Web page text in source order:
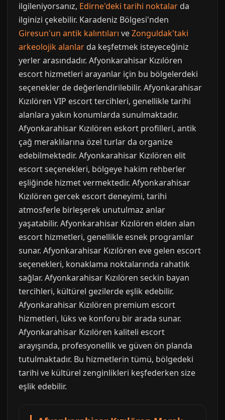
ilgileniyorsanız, Edirne'deki tarihi noktalar da
ilginizi çekebilir. Karadeniz Bölgesi'nden
Giresun'un antik kalıntıları veZonguldak'taki
arkeolojik alanlar da keşfetmek isteyeceğiniz
yerler arasındadır. Afyonkarahisar Kızılören
escort hizmetleri arayanlar için bu bölgelerdeki
seçenekler de değerlendirilebilir. Afyonkarahisar
Kızılören VIP escort tercihleri, genellikle tarihi
alanlara yakın konumlarda sunulmaktadır.
Afyonkarahisar Kızılören eskort profilleri, antik
çağ meraklılarına özel turlar da organize
edebilmektedir. Afyonkarahisar Kızılören elit
escort seçenekleri, bölgeye hakim rehberler
eşliğinde hizmet vermektedir. Afyonkarahisar
Kızılören gercek escort deneyimi, tarihi
atmosferle birleşerek unutulmaz anlar
yaşatabilir. Afyonkarahisar Kızılören elden alan
escort hizmetleri, genellikle esnek programlar
sunar. Afyonkarahisar Kızılören eve gelen escort
seçenekleri, konaklama noktalarında rahatlık
sağlar. Afyonkarahisar Kızılören seckin bayan
tercihleri, kültürel gezilerde eşlik edebilir.
Afyonkarahisar Kızılören premium escort
hizmetleri, lüks ve konforu bir arada sunar.
Afyonkarahisar Kızılören kaliteli escort
arayışında, profesyonellik ve güven ön planda
tutulmaktadır. Bu hizmetlerin tümü, bölgedeki
tarihi ve kültürel zenginlikleri keşfederken size
eşlik edebilir.